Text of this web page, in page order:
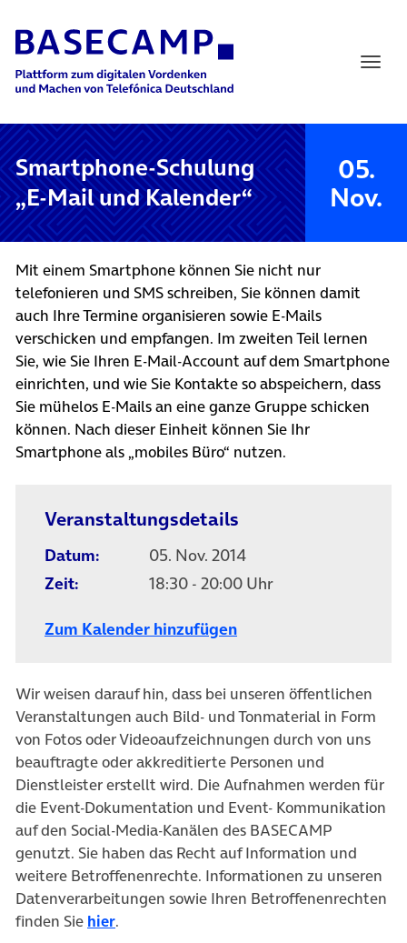
Main Navigation
Smartphone-Schulung
„E-Mail und Kalender“
05.
Nov.
Mit einem Smartphone können Sie nicht nur
telefonieren und SMS schreiben, Sie können damit
auch Ihre Termine organisieren sowie E-Mails
verschicken und empfangen. Im zweiten Teil lernen
Sie, wie Sie Ihren E-Mail-Account auf dem Smartphone
einrichten, und wie Sie Kontakte so abspeichern, dass
Sie mühelos E-Mails an eine ganze Gruppe schicken
können. Nach dieser Einheit können Sie Ihr
Smartphone als „mobiles Büro“ nutzen.
Veranstaltungsdetails
Datum:
05. Nov. 2014
Zeit:
18:30 - 20:00 Uhr
Zum Kalender hinzufügen
Wir weisen darauf hin, dass bei unseren öffentlichen
Veranstaltungen auch Bild- und Tonmaterial in Form
von Fotos oder Videoaufzeichnungen durch von uns
beauftragte oder akkreditierte Personen und
Dienstleister erstellt wird. Die Aufnahmen werden für
die Event-Dokumentation und Event- Kommunikation
auf den Social-Media-Kanälen des BASECAMP
genutzt. Sie haben das Recht auf Information und
weitere Betroffenenrechte. Informationen zu unseren
Datenverarbeitungen sowie Ihren Betroffenenrechten
finden Sie hier.